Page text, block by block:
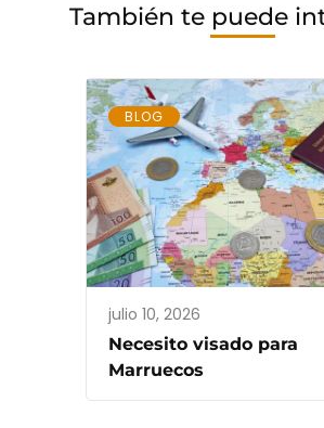
También te puede
BLOG
julio 10, 2026
Necesito visado para
Marruecos